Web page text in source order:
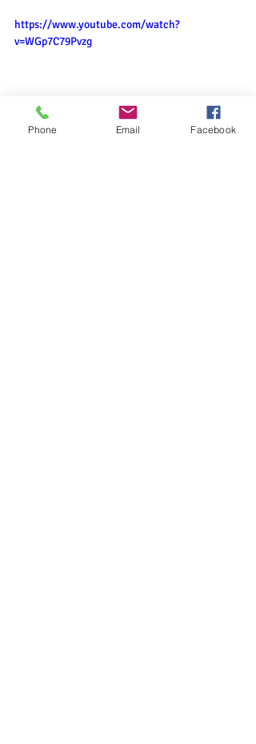
https://www.youtube.com/watch?
v=WGp7C79Pvzg
Phone Email Facebook